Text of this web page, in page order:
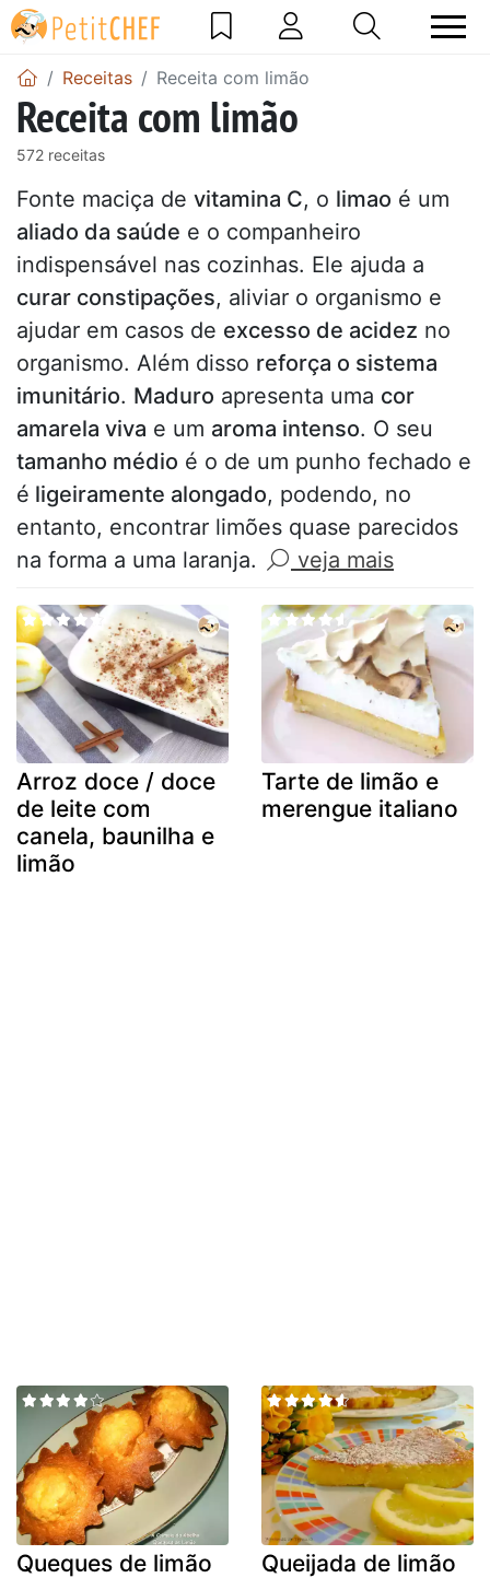
Receitas Receita com limão
Receita com limão
572 receitas
Fonte maciça de vitamina C, o limao é um
aliado da saúde e o companheiro
indispensável nas cozinhas. Ele ajuda a
curar constipações, aliviar o organismo e
ajudar em casos de excesso de acidez no
organismo. Além disso reforça o sistema
imunitário. Maduro apresenta uma cor
amarela viva e um aroma intenso. O seu
tamanho médio é o de um punho fechado e
é ligeiramente alongado, podendo, no
entanto, encontrar limões quase parecidos
na forma a uma laranja.
veja mais
Arroz doce / doce
de leite com
canela, baunilha e
limão
Tarte de limão e
merengue italiano
Queques de limão Queijada de limão